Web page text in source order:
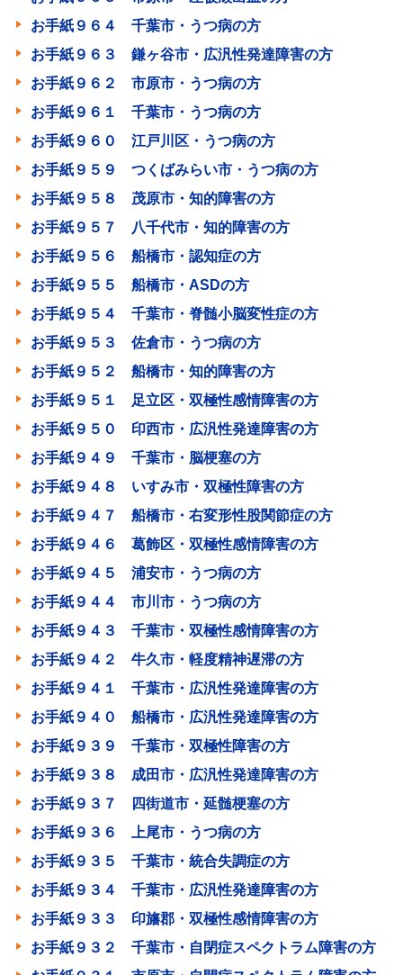
お手紙９６４ 千葉市・うつ病の方
お手紙９６３ 鎌ヶ谷市・広汎性発達障害の方
お手紙９６２ 市原市・うつ病の方
お手紙９６１ 千葉市・うつ病の方
お手紙９６０ 江戸川区・うつ病の方
お手紙９５９ つくばみらい市・うつ病の方
お手紙９５８ 茂原市・知的障害の方
お手紙９５７ 八千代市・知的障害の方
お手紙９５６ 船橋市・認知症の方
お手紙９５５ 船橋市・ASDの方
お手紙９５４ 千葉市・脊髄小脳変性症の方
お手紙９５３ 佐倉市・うつ病の方
お手紙９５２ 船橋市・知的障害の方
お手紙９５１ 足立区・双極性感情障害の方
お手紙９５０ 印西市・広汎性発達障害の方
お手紙９４９ 千葉市・脳梗塞の方
お手紙９４８ いすみ市・双極性障害の方
お手紙９４７ 船橋市・右変形性股関節症の方
お手紙９４６ 葛飾区・双極性感情障害の方
お手紙９４５ 浦安市・うつ病の方
お手紙９４４ 市川市・うつ病の方
お手紙９４３ 千葉市・双極性感情障害の方
お手紙９４２ 牛久市・軽度精神遅滞の方
お手紙９４１ 千葉市・広汎性発達障害の方
お手紙９４０ 船橋市・広汎性発達障害の方
お手紙９３９ 千葉市・双極性障害の方
お手紙９３８ 成田市・広汎性発達障害の方
お手紙９３７ 四街道市・延髄梗塞の方
お手紙９３６ 上尾市・うつ病の方
お手紙９３５ 千葉市・統合失調症の方
お手紙９３４ 千葉市・広汎性発達障害の方
お手紙９３３ 印旛郡・双極性感情障害の方
お手紙９３２ 千葉市・自閉症スペクトラム障害の方